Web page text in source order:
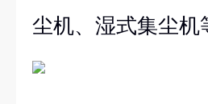
尘机、湿式集尘机